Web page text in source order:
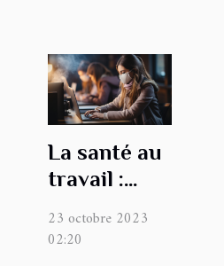
La santé au
travail :
et enjeux
23 octobre 2023
02:20